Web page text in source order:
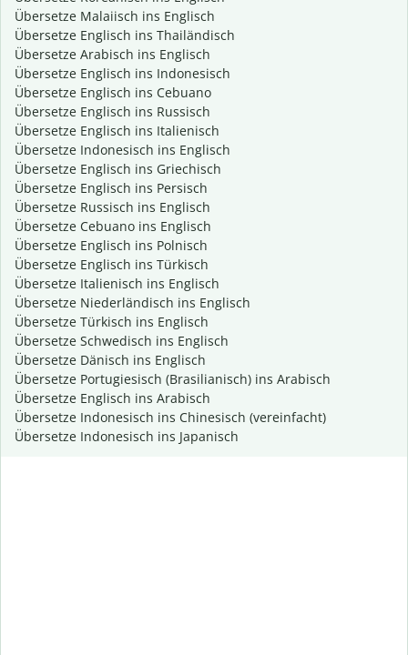
Übersetze Malaiisch ins Englisch
Übersetze Englisch ins Thailändisch
Übersetze Arabisch ins Englisch
Übersetze Englisch ins Indonesisch
Übersetze Englisch ins Cebuano
Übersetze Englisch ins Russisch
Übersetze Englisch ins Italienisch
Übersetze Indonesisch ins Englisch
Übersetze Englisch ins Griechisch
Übersetze Englisch ins Persisch
Übersetze Russisch ins Englisch
Übersetze Cebuano ins Englisch
Übersetze Englisch ins Polnisch
Übersetze Englisch ins Türkisch
Übersetze Italienisch ins Englisch
Übersetze Niederländisch ins Englisch
Übersetze Türkisch ins Englisch
Übersetze Schwedisch ins Englisch
Übersetze Dänisch ins Englisch
Übersetze Portugiesisch (Brasilianisch) ins Arabisch
Übersetze Englisch ins Arabisch
Übersetze Indonesisch ins Chinesisch (vereinfacht)
Übersetze Indonesisch ins Japanisch